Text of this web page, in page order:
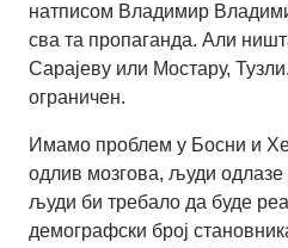
натписом Владимир
сва та пропаганда. Али
Сарајеву или Мостару,
ограничен.
Имамо проблем у Босни и
одлив мозгова, људи
људи би требало да буде
демографски број